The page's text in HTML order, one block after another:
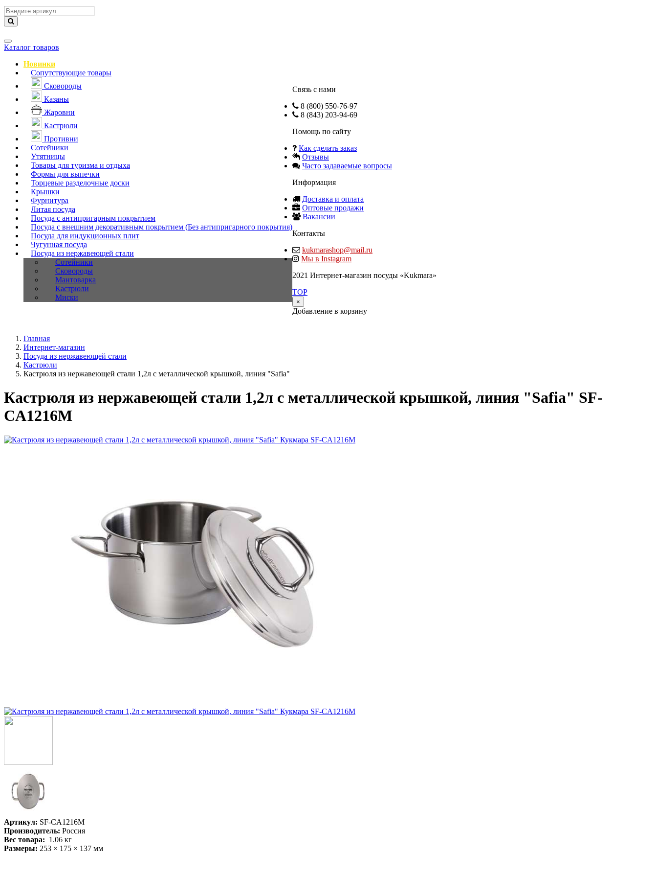
Навигация
Каталог товаров
Новинки
Сопутствующие товары
Сковороды
Казаны
Жаровни
Кастрюли
Противни
Сотейники
Утятницы
Товары для туризма и отдыха
Формы для выпечки
Торцевые разделочные доски
Крышки
Фурнитура
Литая посуда
Посуда с антипригарным покрытием
Посуда с внешним декоративным покрытием (Без антипригарного покрытия)
Посуда для индукционных плит
Чугунная посуда
Посуда из нержавеющей стали
Сотейники
Сковороды
Мантоварка
Кастрюли
Миски
Главная
Интернет-магазин
Посуда из нержавеющей стали
Кастрюли
Кастрюля из нержавеющей стали 1,2л с металлической крышкой, линия "Safia"
Кастрюля из нержавеющей стали 1,2л с металлической крышкой, линия "Safia" SF-
CA1216M
Артикул: SF-CA1216M
Производитель: Россия
Вес товара: 1.06 кг
Размеры: 253 × 175 × 137 мм
Связь с нами
8 (800) 550-76-97
8 (843) 203-94-69
Помощь по сайту
Как сделать заказ
Отзывы
Часто задаваемые вопросы
Информация
Доставка и оплата
Оптовые продажи
Вакансии
Контакты
kukmarashop@mail.ru
Мы в Instagram
2021 Интернет-магазин посуды «Kukmara»
TOP
×
Добавление в корзину